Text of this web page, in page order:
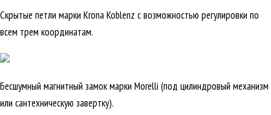
Скрытые петли марки Krona Koblenz с возможностью регулировки по
всем трем координатам.
Бесшумный магнитный замок марки Morelli (под цилиндровый механизм
или сантехническую завертку).